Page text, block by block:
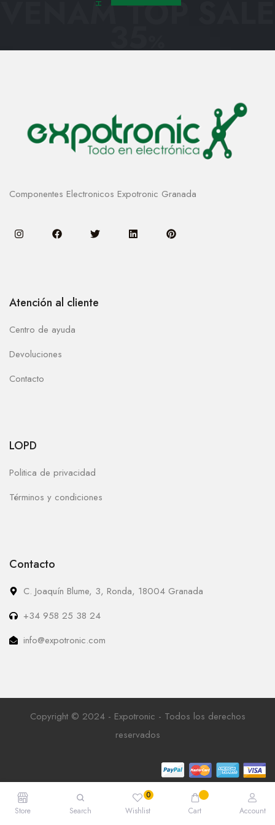
VENAM TOP SALE
35
Componentes Electronicos Expotronic Granada
Atención al cliente
Centro de ayuda
Devoluciones
Contacto
LOPD
Politica de privacidad
Términos y condiciones
Contacto
C. Joaquín Blume, 3, Ronda, 18004 Granada
+34 958 25 38 24
info@expotronic.com
Copyright © 2024 - Expotronic - Todos los derechos
reservados
Store Search Wishlist Cart Account